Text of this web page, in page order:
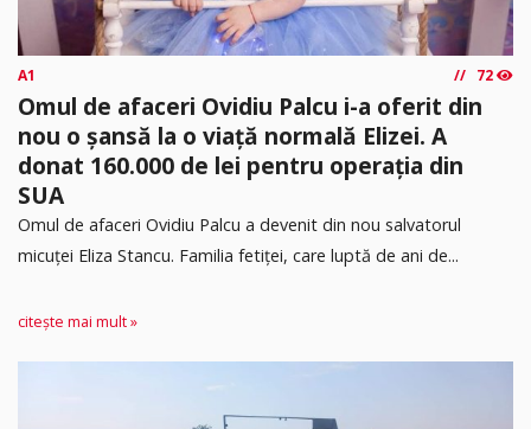
A1 72
Omul de afaceri Ovidiu Palcu i-a oferit din
nou o șansă la o viață normală Elizei. A
donat 160.000 de lei pentru operația din
SUA
Omul de afaceri Ovidiu Palcu a devenit din nou salvatorul
micuței Eliza Stancu. Familia fetiței, care luptă de ani de...
citește mai mult »